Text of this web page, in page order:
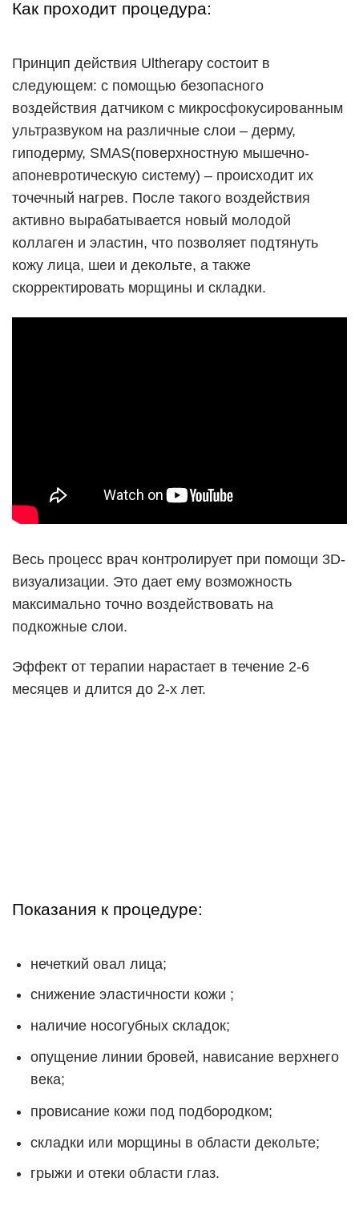
Как проходит процедура:
Принцип действия Ultherapy состоит в
следующем: с помощью безопасного
воздействия датчиком с микросфокусированным
ультразвуком на различные слои – дерму,
гиподерму, SMAS(поверхностную мышечно-
апоневротическую систему) – происходит их
точечный нагрев. После такого воздействия
активно вырабатывается новый молодой
коллаген и эластин, что позволяет подтянуть
кожу лица, шеи и декольте, а также
скорректировать морщины и складки.
Весь процесс врач контролирует при помощи 3D-
визуализации. Это дает ему возможность
максимально точно воздействовать на
подкожные слои.
Эффект от терапии нарастает в течение 2-6
месяцев и длится до 2-х лет.
Показания к процедуре:
нечеткий овал лица;
снижение эластичности кожи ;
наличие носогубных складок;
опущение линии бровей, нависание верхнего
века;
провисание кожи под подбородком;
складки или морщины в области декольте;
грыжи и отеки области глаз.